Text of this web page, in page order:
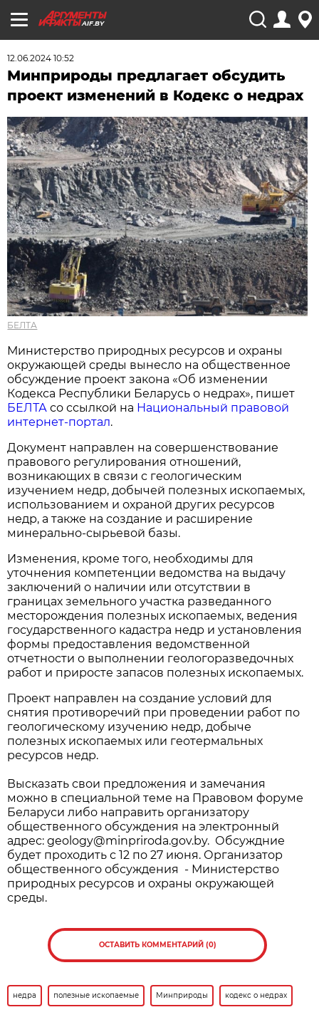
AIF.BY
12.06.2024 10:52
Минприроды предлагает обсудить
проект изменений в Кодекс о недрах
БЕЛТА
Министерство природных ресурсов и охраны
окружающей среды вынесло на общественное
обсуждение проект закона «Об изменении
Кодекса Республики Беларусь о недрах», пишет
БЕЛТАсо ссылкой на Национальный правовой
интернет-портал.
Документ направлен на совершенствование
правового регулирования отношений,
возникающих в связи с геологическим
изучением недр, добычей полезных ископаемых,
использованием и охраной других ресурсов
недр, а также на создание и расширение
минерально-сырьевой базы.
Изменения, кроме того, необходимы для
уточнения компетенции ведомства на выдачу
заключений о наличии или отсутствии в
границах земельного участка разведанного
месторождения полезных ископаемых, ведения
государственного кадастра недр и установления
формы предоставления ведомственной
отчетности о выполнении геологоразведочных
работ и приросте запасов полезных ископаемых.
Проект направлен на создание условий для
снятия противоречий при проведении работ по
геологическому изучению недр, добыче
полезных ископаемых или геотермальных
ресурсов недр.
Высказать свои предложения и замечания
можно в специальной теме на Правовом форуме
Беларуси либо направить организатору
общественного обсуждения на электронный
адрес: geology@minpriroda.gov.by. Обсуждние
будет проходить с 12 по 27 июня. Организатор
общественного обсуждения - Министерство
природных ресурсов и охраны окружающей
среды.
ОСТАВИТЬ КОММЕНТАРИЙ (0)
недра полезные ископаемые Минприроды кодекс о недрах